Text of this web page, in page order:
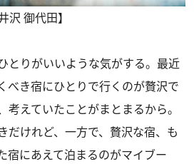
沢 御代田】
とりがいいような気がする。最近
べき宿にひとりで行くのが贅沢で
えていたことがまとまるから。
だけれど、一方で、贅沢な宿、も
宿にあえて泊まるのがマイブー